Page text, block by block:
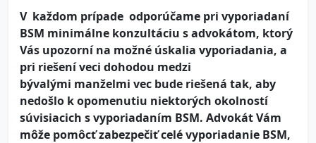
V každom prípade odporúčame pri vyporiadaní
BSM minimálne konzultáciu s advokátom, ktorý
Vás upozorní na možné úskalia vyporiadania, a
pri riešení veci dohodou medzi
bývalými manželmi vec bude riešená tak, aby
nedošlo k opomenutiu niektorých okolností
súvisiacich s vyporiadaním BSM. Advokát Vám
môže pomôcť zabezpečiť celé vyporiadanie BSM,